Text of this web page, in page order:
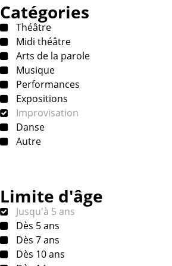
Catégories
Théâtre
Midi théâtre
Arts de la parole
Musique
Performances
Expositions
Improvisation
Danse
Autre
Limite d'âge
Jusqu'à 5 ans
Dès 5 ans
Dès 7 ans
Dès 10 ans